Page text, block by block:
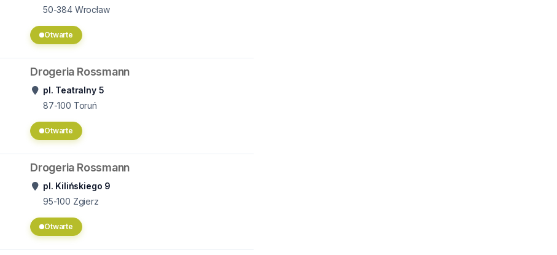
50-384 Wrocław
Otwarte
Drogeria Rossmann
pl. Teatralny 5
87-100 Toruń
Otwarte
Drogeria Rossmann
pl. Kilińskiego 9
95-100 Zgierz
Otwarte